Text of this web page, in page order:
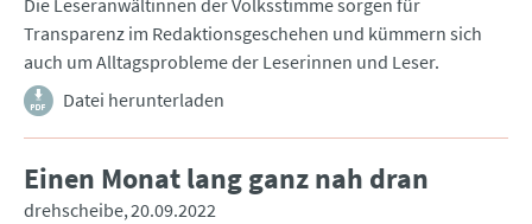
Die Leseranwältinnen der Volksstimme sorgen für
Transparenz im Redaktionsgeschehen und kümmern sich
auch um Alltagsprobleme der Leserinnen und Leser.
Datei herunterladen
Einen Monat lang ganz nah dran
drehscheibe 20.09.2022